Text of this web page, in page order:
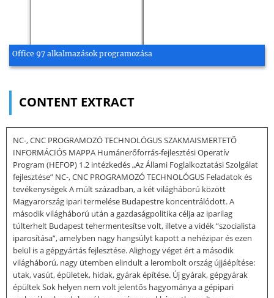
Office 97 alkalmazások programozása
CONTENT EXTRACT
NC-, CNC PROGRAMOZÓ TECHNOLÓGUS SZAKMAISMERTETŐ
INFORMÁCIÓS MAPPA Humánerőforrás-fejlesztési Operatív
Program (HEFOP) 1.2 intézkedés „Az Állami Foglalkoztatási Szolgálat
fejlesztése” NC-, CNC PROGRAMOZÓ TECHNOLÓGUS Feladatok és
tevékenységek A múlt században, a két világháború között
Magyarország ipari termelése Budapestre koncentrálódott. A
második világháború után a gazdaságpolitika célja az iparilag
túlterhelt Budapest tehermentesítse volt, illetve a vidék “szocialista
iparosítása”, amelyben nagy hangsúlyt kapott a nehézipar és ezen
belül is a gépgyártás fejlesztése. Alighogy véget ért a második
világháború, nagy ütemben elindult a lerombolt ország újjáépítése:
utak, vasút, épületek, hidak, gyárak építése. Új gyárak, gépgyárak
épültek Sok helyen nem volt jelentős hagyománya a gépipari